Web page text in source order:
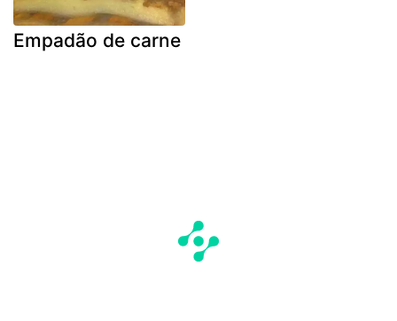
Empadão de carne